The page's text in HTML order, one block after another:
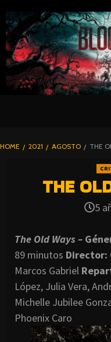
TO
CONTENT
HOME 2021 AGOSTO THE
THE
5
The Old Ways –
89 minutos Director:
Marcos Gabriel
López, Julia Vera,
Michelle Jubilee
Phoenix Caro